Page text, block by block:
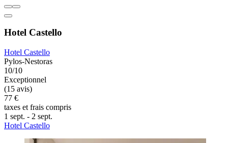
Hotel Castello
Hotel Castello
Pylos-Nestoras
10/10
Exceptionnel
(15 avis)
77 €
taxes et frais compris
1 sept. - 2 sept.
Hotel Castello